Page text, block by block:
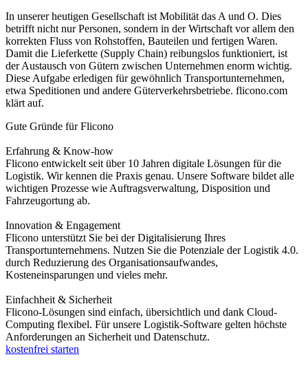
In unserer heutigen Gesellschaft ist Mobilität das A und O. Dies
betrifft nicht nur Personen, sondern in der Wirtschaft vor allem den
korrekten Fluss von Rohstoffen, Bauteilen und fertigen Waren.
Damit die Lieferkette (Supply Chain) reibungslos funktioniert, ist
der Austausch von Gütern zwischen Unternehmen enorm wichtig.
Diese Aufgabe erledigen für gewöhnlich Transportunternehmen,
etwa Speditionen und andere Güterverkehrsbetriebe. flicono.com
klärt auf.
Gute Gründe für Flicono
Erfahrung & Know-how
Flicono entwickelt seit über 10 Jahren digitale Lösungen für die
Logistik. Wir kennen die Praxis genau. Unsere Software bildet alle
wichtigen Prozesse wie Auftragsverwaltung, Disposition und
Fahrzeugortung ab.
Innovation & Engagement
Flicono unterstützt Sie bei der Digitalisierung Ihres
Transportunternehmens. Nutzen Sie die Potenziale der Logistik 4.0.
durch Reduzierung des Organisationsaufwandes,
Kosteneinsparungen und vieles mehr.
Einfachheit & Sicherheit
Flicono-Lösungen sind einfach, übersichtlich und dank Cloud-
Computing flexibel. Für unsere Logistik-Software gelten höchste
Anforderungen an Sicherheit und Datenschutz.
kostenfrei starten